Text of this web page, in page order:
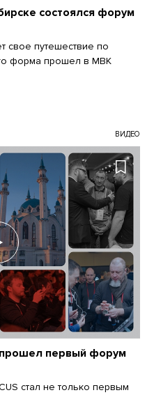
состоялся форум
свое путешествие по
форма прошел в МВК
ВИДЕО
прошел первый форум
стал не только первым